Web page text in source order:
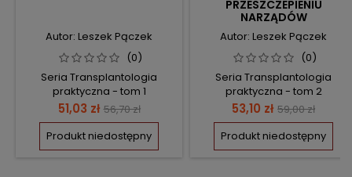
Autor: Leszek Pączek
(0)
Seria Transplantologia
praktyczna - tom 1
Cena
51,03 zł Cena
podstawowa
56,70 zł
Produkt niedostępny
PRZESZCZEPIENIU
NARZĄDÓW
Autor: Leszek Pączek
(0)
Seria Transplantologia
praktyczna - tom 2
Cena
53,10 zł Cena
podstawowa
59,00 zł
Produkt niedostępny